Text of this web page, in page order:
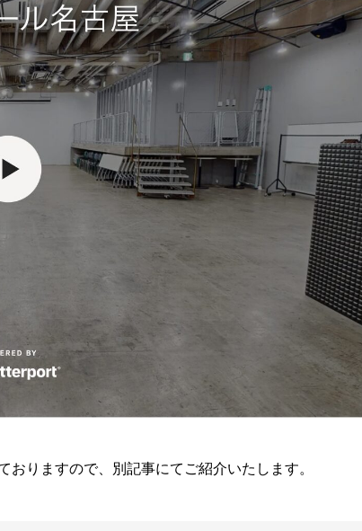
りますので、別記事にてご紹介いたします。